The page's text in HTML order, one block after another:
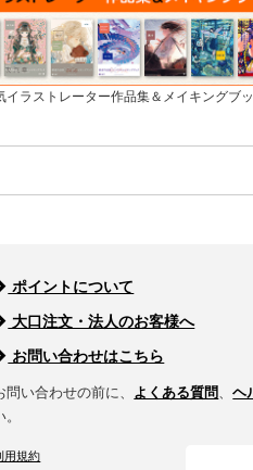
イラストレーター作品集＆メイキングブッ
ポイントについて
大口注文・法人のお客様へ
お問い合わせはこちら
問い合わせの前に、 よくある質問 、ヘ
。
用規約